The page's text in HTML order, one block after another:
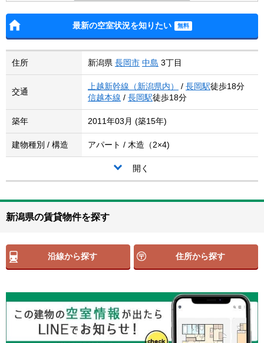
最新の空室状況を知りたい
住所 新潟県 長岡市 中島 3丁目
交通
上越新幹線（新潟県内） / 長岡駅徒歩18分
信越本線 / 長岡駅徒歩18分
築年 2011年03月 (築15年)
建物種別 / 構造 アパート / 木造（2×4)
開く
新潟県の賃貸物件を探す
沿線から探す 住所から探す